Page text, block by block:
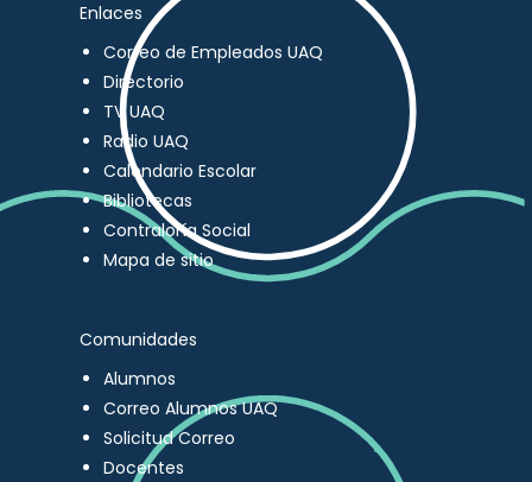
Enlaces
Correo de Empleados UAQ
Directorio
TV UAQ
Radio UAQ
Calendario Escolar
Bibliotecas
Contraloría Social
Mapa de sitio
Comunidades
Alumnos
Correo Alumnos UAQ
Solicitud Correo
Docentes